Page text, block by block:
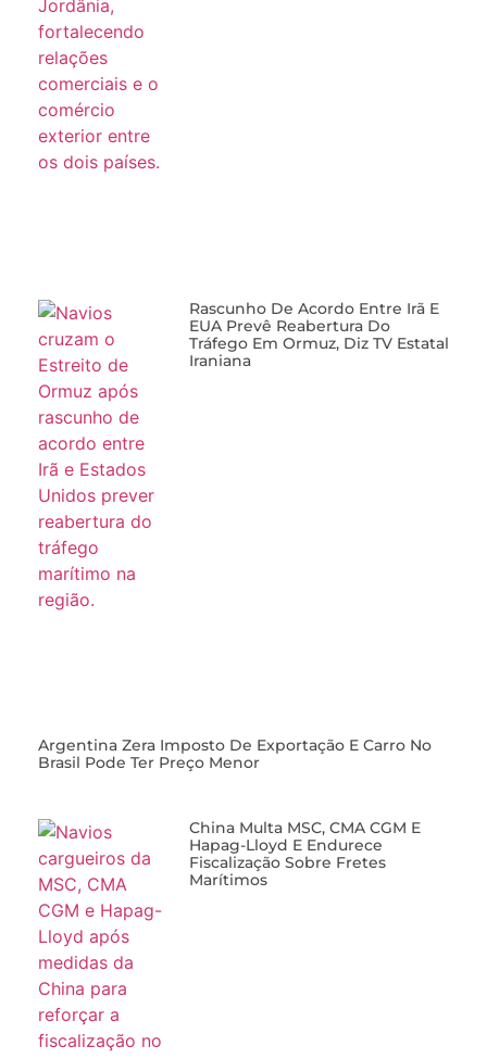
Rascunho De Acordo Entre Irã E
EUA Prevê Reabertura Do
Tráfego Em Ormuz, Diz TV Estatal
Iraniana
Argentina Zera Imposto De Exportação E Carro No
Brasil Pode Ter Preço Menor
China Multa MSC, CMA CGM E
Hapag-Lloyd E Endurece
Fiscalização Sobre Fretes
Marítimos